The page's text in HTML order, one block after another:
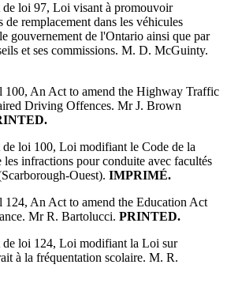
de loi 97, Loi visant à promouvoir
remplacement dans les véhicules
gouvernement de l'Ontario ainsi que par
et ses commissions. M. D. McGuinty.
100, An Act to amend the Highway Traffic
Driving Offences. Mr J. Brown
loi 100, Loi modifiant le Code de la
les infractions pour conduite avec facultés
Ouest). IMPRIMÉ.
124, An Act to amend the Education Act
Mr R. Bartolucci. PRINTED.
de loi 124, Loi modifiant la Loi sur
à la fréquentation scolaire. M. R.